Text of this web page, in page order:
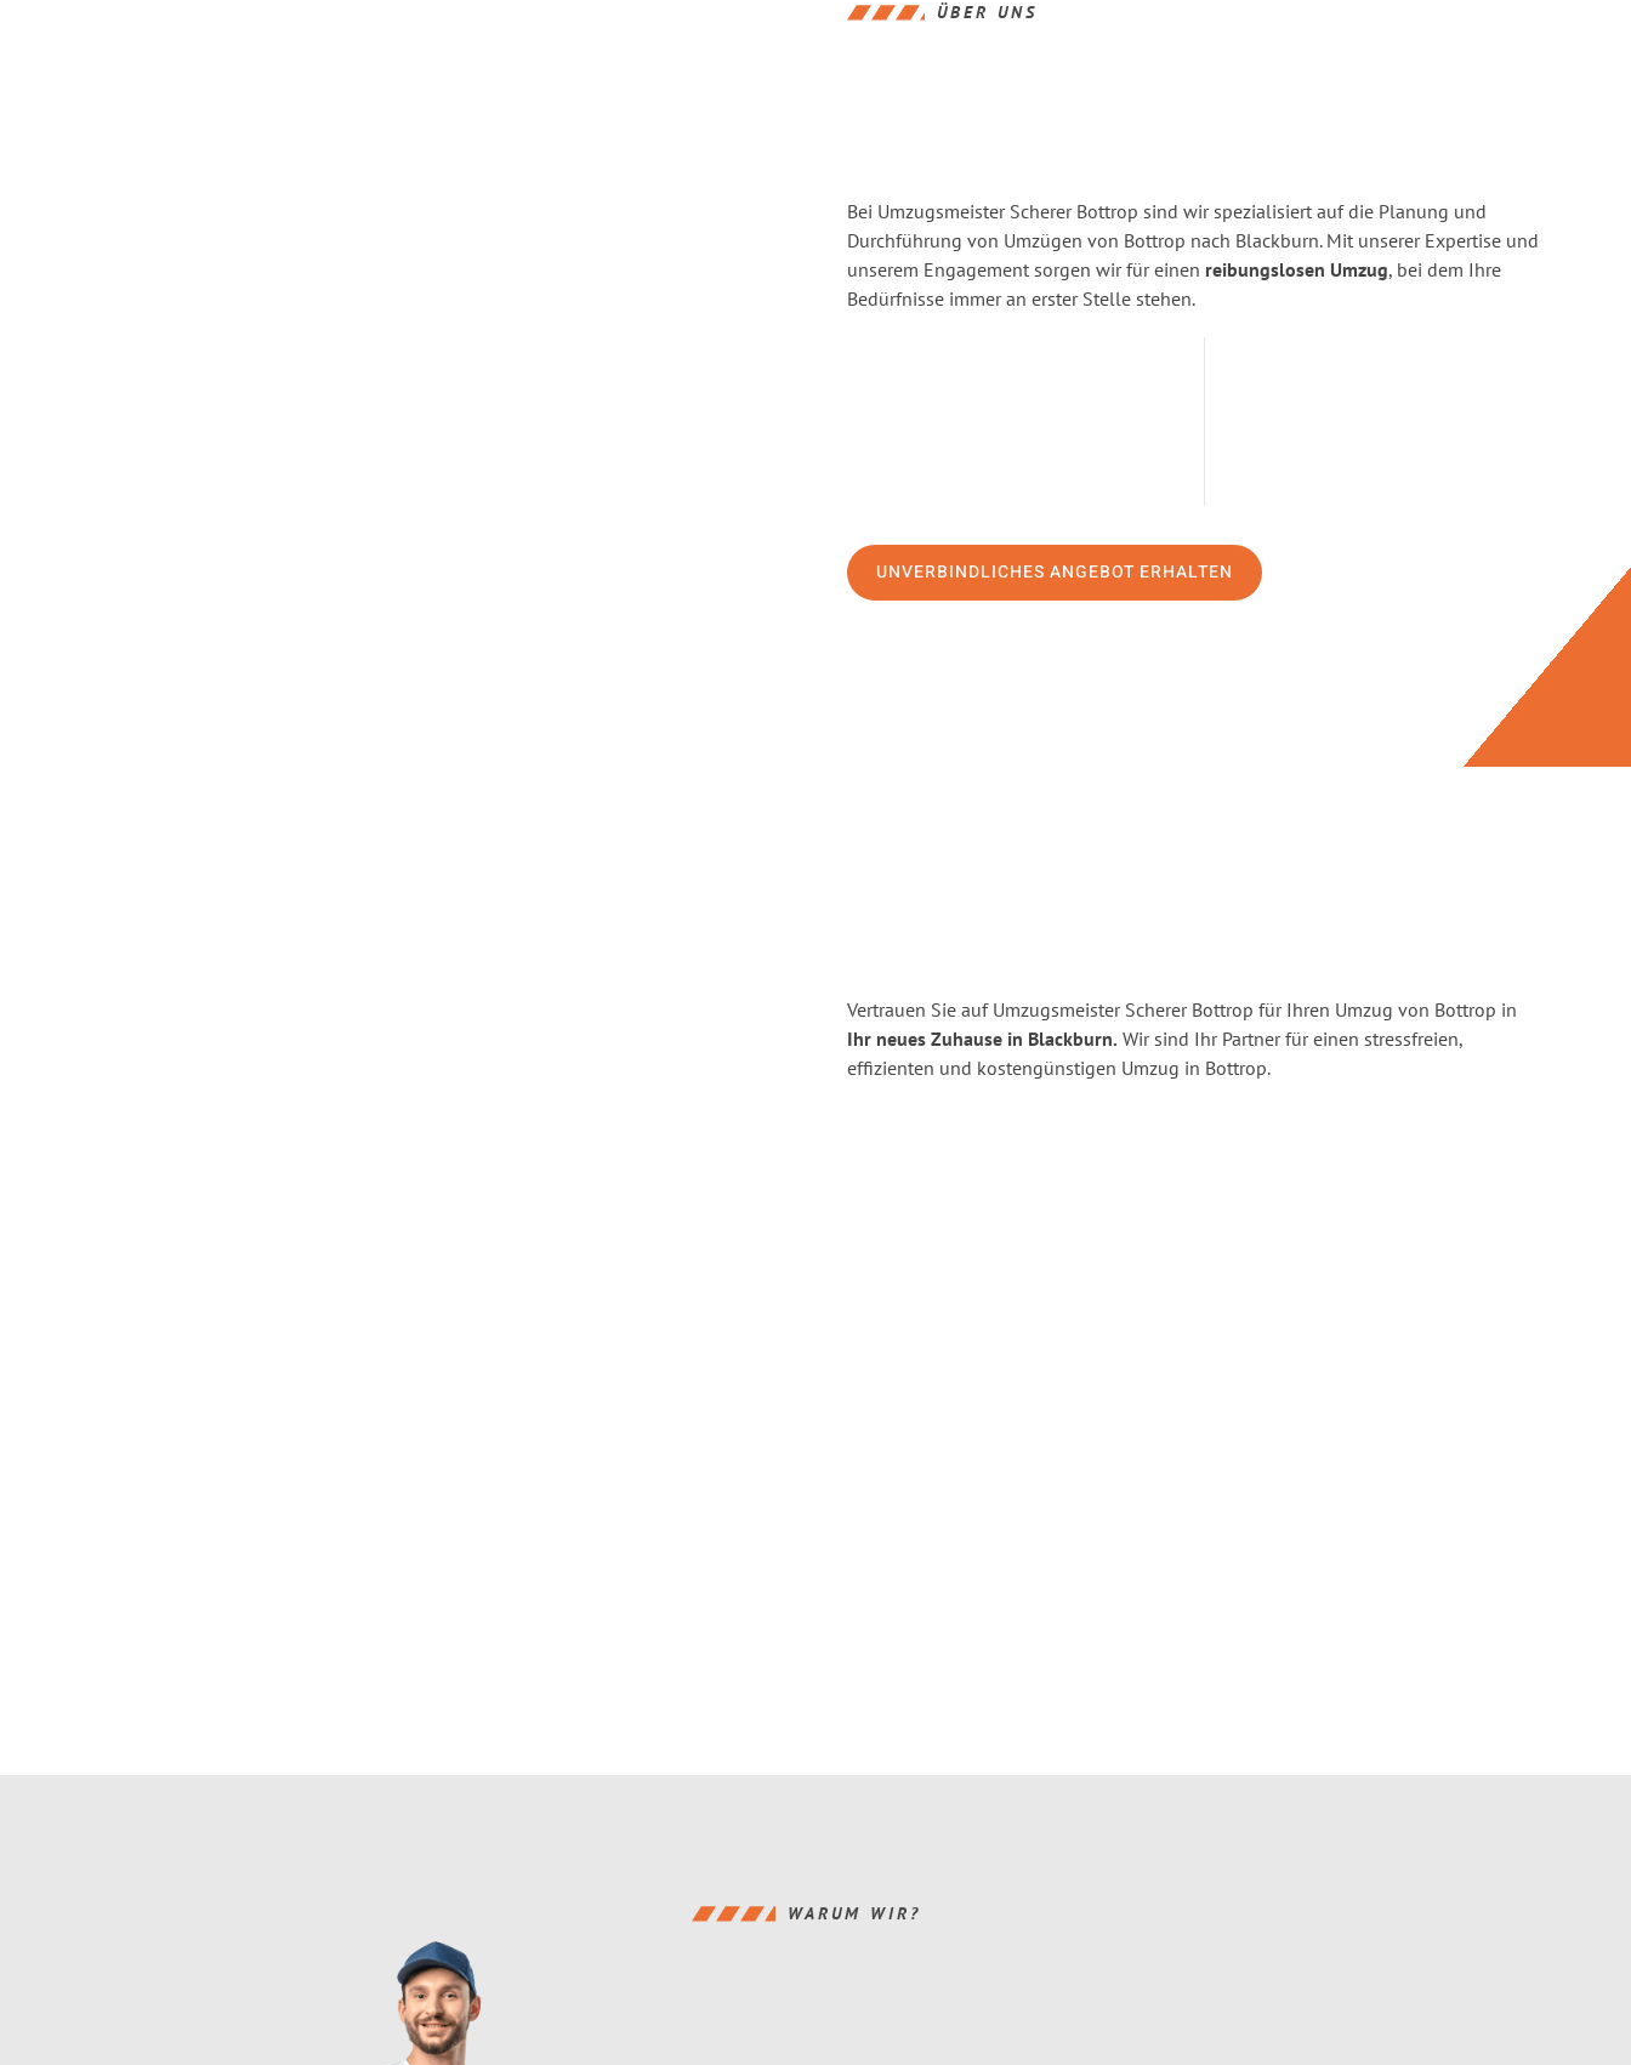
ÜBER UNS
Bei Umzugsmeister Scherer Bottrop sind wir spezialisiert auf die Planung und
Durchführung von Umzügen von Bottrop nach Blackburn. Mit unserer Expertise und
unserem Engagement sorgen wir für einen reibungslosen Umzug, bei dem Ihre
Bedürfnisse immer an erster Stelle stehen.
UNVERBINDLICHES ANGEBOT ERHALTEN
Vertrauen Sie auf Umzugsmeister Scherer Bottrop für Ihren Umzug von Bottrop in
Ihr neues Zuhause in Blackburn. Wir sind Ihr Partner für einen stressfreien,
effizienten und kostengünstigen Umzug in Bottrop.
WARUM WIR?